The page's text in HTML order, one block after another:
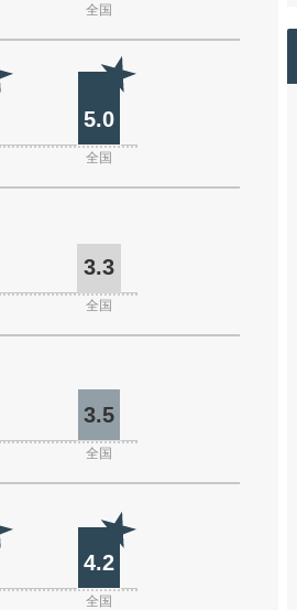
全国
5.0
全国
3.3
全国
3.5
全国
4.2
全国